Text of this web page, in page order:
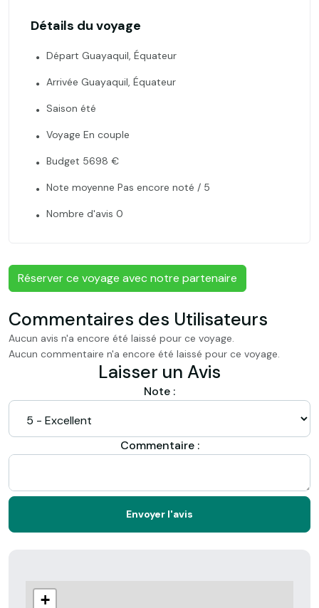
Détails du voyage
Départ Guayaquil, Équateur
Arrivée Guayaquil, Équateur
Saison été
Voyage En couple
Budget 5698 €
Note moyenne Pas encore noté / 5
Nombre d'avis 0
Réserver ce voyage avec notre partenaire
Commentaires des Utilisateurs
Aucun avis n'a encore été laissé pour ce voyage.
Aucun commentaire n'a encore été laissé pour ce voyage.
Laisser un Avis
Note :
Commentaire :
Envoyer l'avis
+